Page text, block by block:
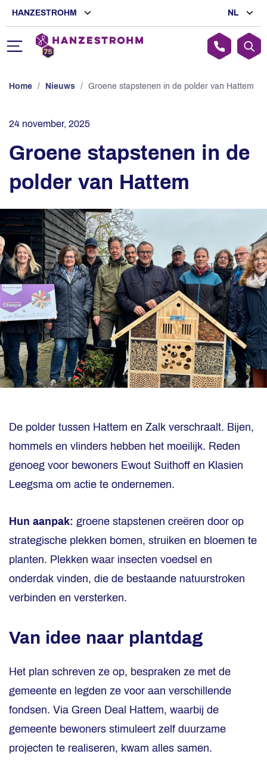
HANZESTROHM NL
Home / Nieuws / Groene stapstenen in de polder van Hattem
24 november, 2025
Groene stapstenen in de
polder van Hattem
De polder tussen Hattem en Zalk verschraalt. Bijen,
hommels en vlinders hebben het moeilijk. Reden
genoeg voor bewoners Ewout Suithoff en Klasien
Leegsma om actie te ondernemen.
Hun aanpak: groene stapstenen creëren door op
strategische plekken bomen, struiken en bloemen te
planten. Plekken waar insecten voedsel en
onderdak vinden, die de bestaande natuurstroken
verbinden en versterken.
Van idee naar plantdag
Het plan schreven ze op, bespraken ze met de
gemeente en legden ze voor aan verschillende
fondsen. Via Green Deal Hattem, waarbij de
gemeente bewoners stimuleert zelf duurzame
projecten te realiseren, kwam alles samen.